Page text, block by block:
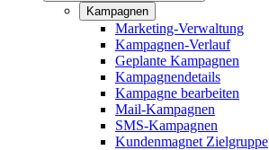
Kampagnen
Marketing-Verwaltung
Kampagnen-Verlauf
Geplante Kampagnen
Kampagnendetails
Kampagne bearbeiten
Mail-Kampagnen
SMS-Kampagnen
Kundenmagnet Zielgruppe